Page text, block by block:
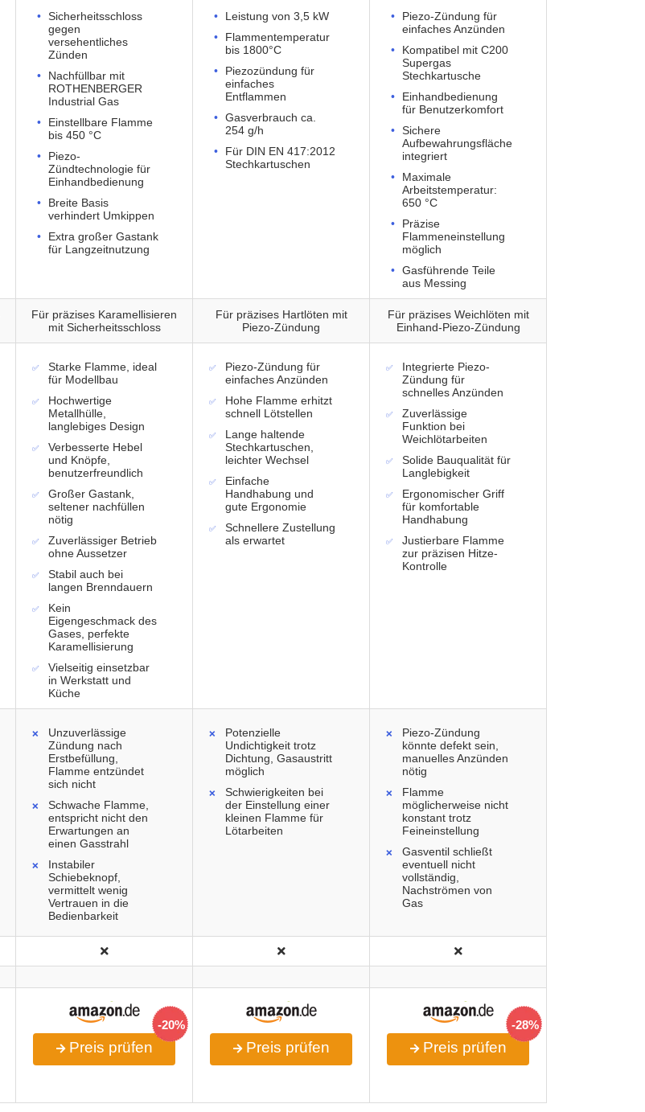
Sicherheitsschloss
gegen
versehentliches
Zünden
Nachfüllbar mit
ROTHENBERGER
Industrial Gas
Einstellbare Flamme
bis 450 °C
Piezo-
Zündtechnologie für
Einhandbedienung
Breite Basis
verhindert Umkippen
Extra großer Gastank
für Langzeitnutzung
Leistung von 3,5 kW
Flammentemperatur
bis 1800°C
Piezozündung für
einfaches
Entflammen
Gasverbrauch ca.
254 g/h
Für DIN EN 417:2012
Stechkartuschen
Piezo-Zündung für
einfaches Anzünden
Kompatibel mit C200
Supergas
Stechkartusche
Einhandbedienung
für Benutzerkomfort
Sichere
Aufbewahrungsfläche
integriert
Maximale
Arbeitstemperatur:
650 °C
Präzise
Flammeneinstellung
möglich
Gasführende Teile
aus Messing
Für präzises Karamellisieren
mit Sicherheitsschloss
Für präzises Hartlöten mit
Piezo-Zündung
Für präzises Weichlöten mit
Einhand-Piezo-Zündung
Starke Flamme, ideal
für Modellbau
Hochwertige
Metallhülle,
langlebiges Design
Verbesserte Hebel
und Knöpfe,
benutzerfreundlich
Großer Gastank,
seltener nachfüllen
nötig
Zuverlässiger Betrieb
ohne Aussetzer
Stabil auch bei
langen Brenndauern
Kein
Eigengeschmack des
Gases, perfekte
Karamellisierung
Vielseitig einsetzbar
in Werkstatt und
Küche
Piezo-Zündung für
einfaches Anzünden
Hohe Flamme erhitzt
schnell Lötstellen
Lange haltende
Stechkartuschen,
leichter Wechsel
Einfache
Handhabung und
gute Ergonomie
Schnellere Zustellung
als erwartet
Integrierte Piezo-
Zündung für
schnelles Anzünden
Zuverlässige
Funktion bei
Weichlötarbeiten
Solide Bauqualität für
Langlebigkeit
Ergonomischer Griff
für komfortable
Handhabung
Justierbare Flamme
zur präzisen Hitze-
Kontrolle
Unzuverlässige
Zündung nach
Erstbefüllung,
Flamme entzündet
sich nicht
Schwache Flamme,
entspricht nicht den
Erwartungen an
einen Gasstrahl
Instabiler
Schiebeknopf,
vermittelt wenig
Vertrauen in die
Bedienbarkeit
Potenzielle
Undichtigkeit trotz
Dichtung, Gasaustritt
möglich
Schwierigkeiten bei
der Einstellung einer
kleinen Flamme für
Lötarbeiten
Piezo-Zündung
könnte defekt sein,
manuelles Anzünden
nötig
Flamme
möglicherweise nicht
konstant trotz
Feineinstellung
Gasventil schließt
eventuell nicht
vollständig,
Nachströmen von
Gas
-20%
Preis prüfen Preis prüfen
-28%
Preis prüfen